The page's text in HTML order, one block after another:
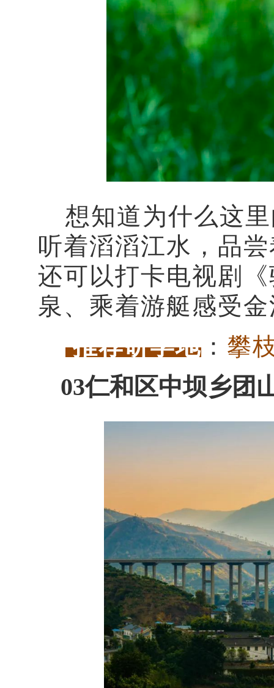
想知道为什么这
听着滔滔江水，品
还可以打卡电视剧
泉、乘着游艇感受
推荐研学地 ： 攀
03仁和区中坝乡团